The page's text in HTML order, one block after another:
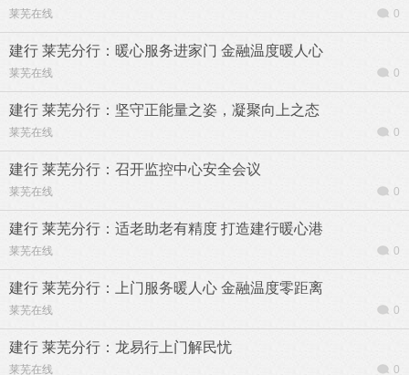
莱芜在线 0
建行 莱芜分行：暖心服务进家门 金融温度暖人心
莱芜在线 0
建行 莱芜分行：坚守正能量之姿，凝聚向上之态
莱芜在线 0
建行 莱芜分行：召开监控中心安全会议
莱芜在线 0
建行 莱芜分行：适老助老有精度 打造建行暖心港
莱芜在线 0
建行 莱芜分行：上门服务暖人心 金融温度零距离
莱芜在线 0
建行 莱芜分行：龙易行上门解民忧
莱芜在线 0